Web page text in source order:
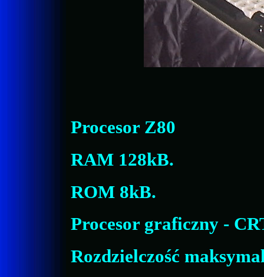
Procesor Z80
RAM 128kB.
ROM 8kB.
Procesor graficzny -
Rozdzielczość